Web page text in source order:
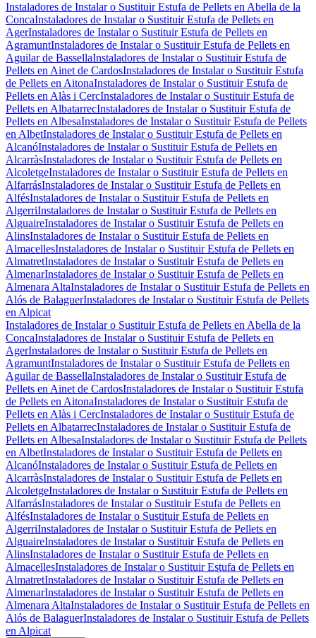
Instaladores de Instalar o Sustituir Estufa de Pellets en Abella de la
ConcaInstaladores de Instalar o Sustituir Estufa de Pellets en
AgerInstaladores de Instalar o Sustituir Estufa de Pellets en
AgramuntInstaladores de Instalar o Sustituir Estufa de Pellets en
Aguilar de BassellaInstaladores de Instalar o Sustituir Estufa de
Pellets en Ainet de CardosInstaladores de Instalar o Sustituir Estufa
de Pellets en AitonaInstaladores de Instalar o Sustituir Estufa de
Pellets en Alàs i CercInstaladores de Instalar o Sustituir Estufa de
Pellets en AlbatarrecInstaladores de Instalar o Sustituir Estufa de
Pellets en AlbesaInstaladores de Instalar o Sustituir Estufa de Pellets
en AlbetInstaladores de Instalar o Sustituir Estufa de Pellets en
AlcanóInstaladores de Instalar o Sustituir Estufa de Pellets en
AlcarràsInstaladores de Instalar o Sustituir Estufa de Pellets en
AlcoletgeInstaladores de Instalar o Sustituir Estufa de Pellets en
AlfarrásInstaladores de Instalar o Sustituir Estufa de Pellets en
AlfésInstaladores de Instalar o Sustituir Estufa de Pellets en
AlgerriInstaladores de Instalar o Sustituir Estufa de Pellets en
AlguaireInstaladores de Instalar o Sustituir Estufa de Pellets en
AlinsInstaladores de Instalar o Sustituir Estufa de Pellets en
AlmacellesInstaladores de Instalar o Sustituir Estufa de Pellets en
AlmatretInstaladores de Instalar o Sustituir Estufa de Pellets en
AlmenarInstaladores de Instalar o Sustituir Estufa de Pellets en
Almenara AltaInstaladores de Instalar o Sustituir Estufa de Pellets en
Alós de BalaguerInstaladores de Instalar o Sustituir Estufa de Pellets
en Alpicat
Instaladores de Instalar o Sustituir Estufa de Pellets en Abella de la
ConcaInstaladores de Instalar o Sustituir Estufa de Pellets en
AgerInstaladores de Instalar o Sustituir Estufa de Pellets en
AgramuntInstaladores de Instalar o Sustituir Estufa de Pellets en
Aguilar de BassellaInstaladores de Instalar o Sustituir Estufa de
Pellets en Ainet de CardosInstaladores de Instalar o Sustituir Estufa
de Pellets en AitonaInstaladores de Instalar o Sustituir Estufa de
Pellets en Alàs i CercInstaladores de Instalar o Sustituir Estufa de
Pellets en AlbatarrecInstaladores de Instalar o Sustituir Estufa de
Pellets en AlbesaInstaladores de Instalar o Sustituir Estufa de Pellets
en AlbetInstaladores de Instalar o Sustituir Estufa de Pellets en
AlcanóInstaladores de Instalar o Sustituir Estufa de Pellets en
AlcarràsInstaladores de Instalar o Sustituir Estufa de Pellets en
AlcoletgeInstaladores de Instalar o Sustituir Estufa de Pellets en
AlfarrásInstaladores de Instalar o Sustituir Estufa de Pellets en
AlfésInstaladores de Instalar o Sustituir Estufa de Pellets en
AlgerriInstaladores de Instalar o Sustituir Estufa de Pellets en
AlguaireInstaladores de Instalar o Sustituir Estufa de Pellets en
AlinsInstaladores de Instalar o Sustituir Estufa de Pellets en
AlmacellesInstaladores de Instalar o Sustituir Estufa de Pellets en
AlmatretInstaladores de Instalar o Sustituir Estufa de Pellets en
AlmenarInstaladores de Instalar o Sustituir Estufa de Pellets en
Almenara AltaInstaladores de Instalar o Sustituir Estufa de Pellets en
Alós de BalaguerInstaladores de Instalar o Sustituir Estufa de Pellets
en Alpicat